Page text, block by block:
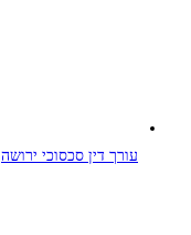
עורך דין סכסוכי ירושה